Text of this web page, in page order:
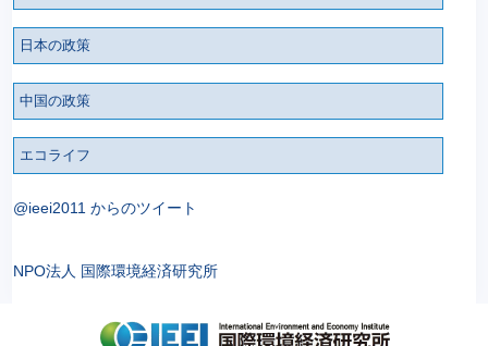
日本の政策
中国の政策
エコライフ
@ieei2011 からのツイート
NPO法人 国際環境経済研究所